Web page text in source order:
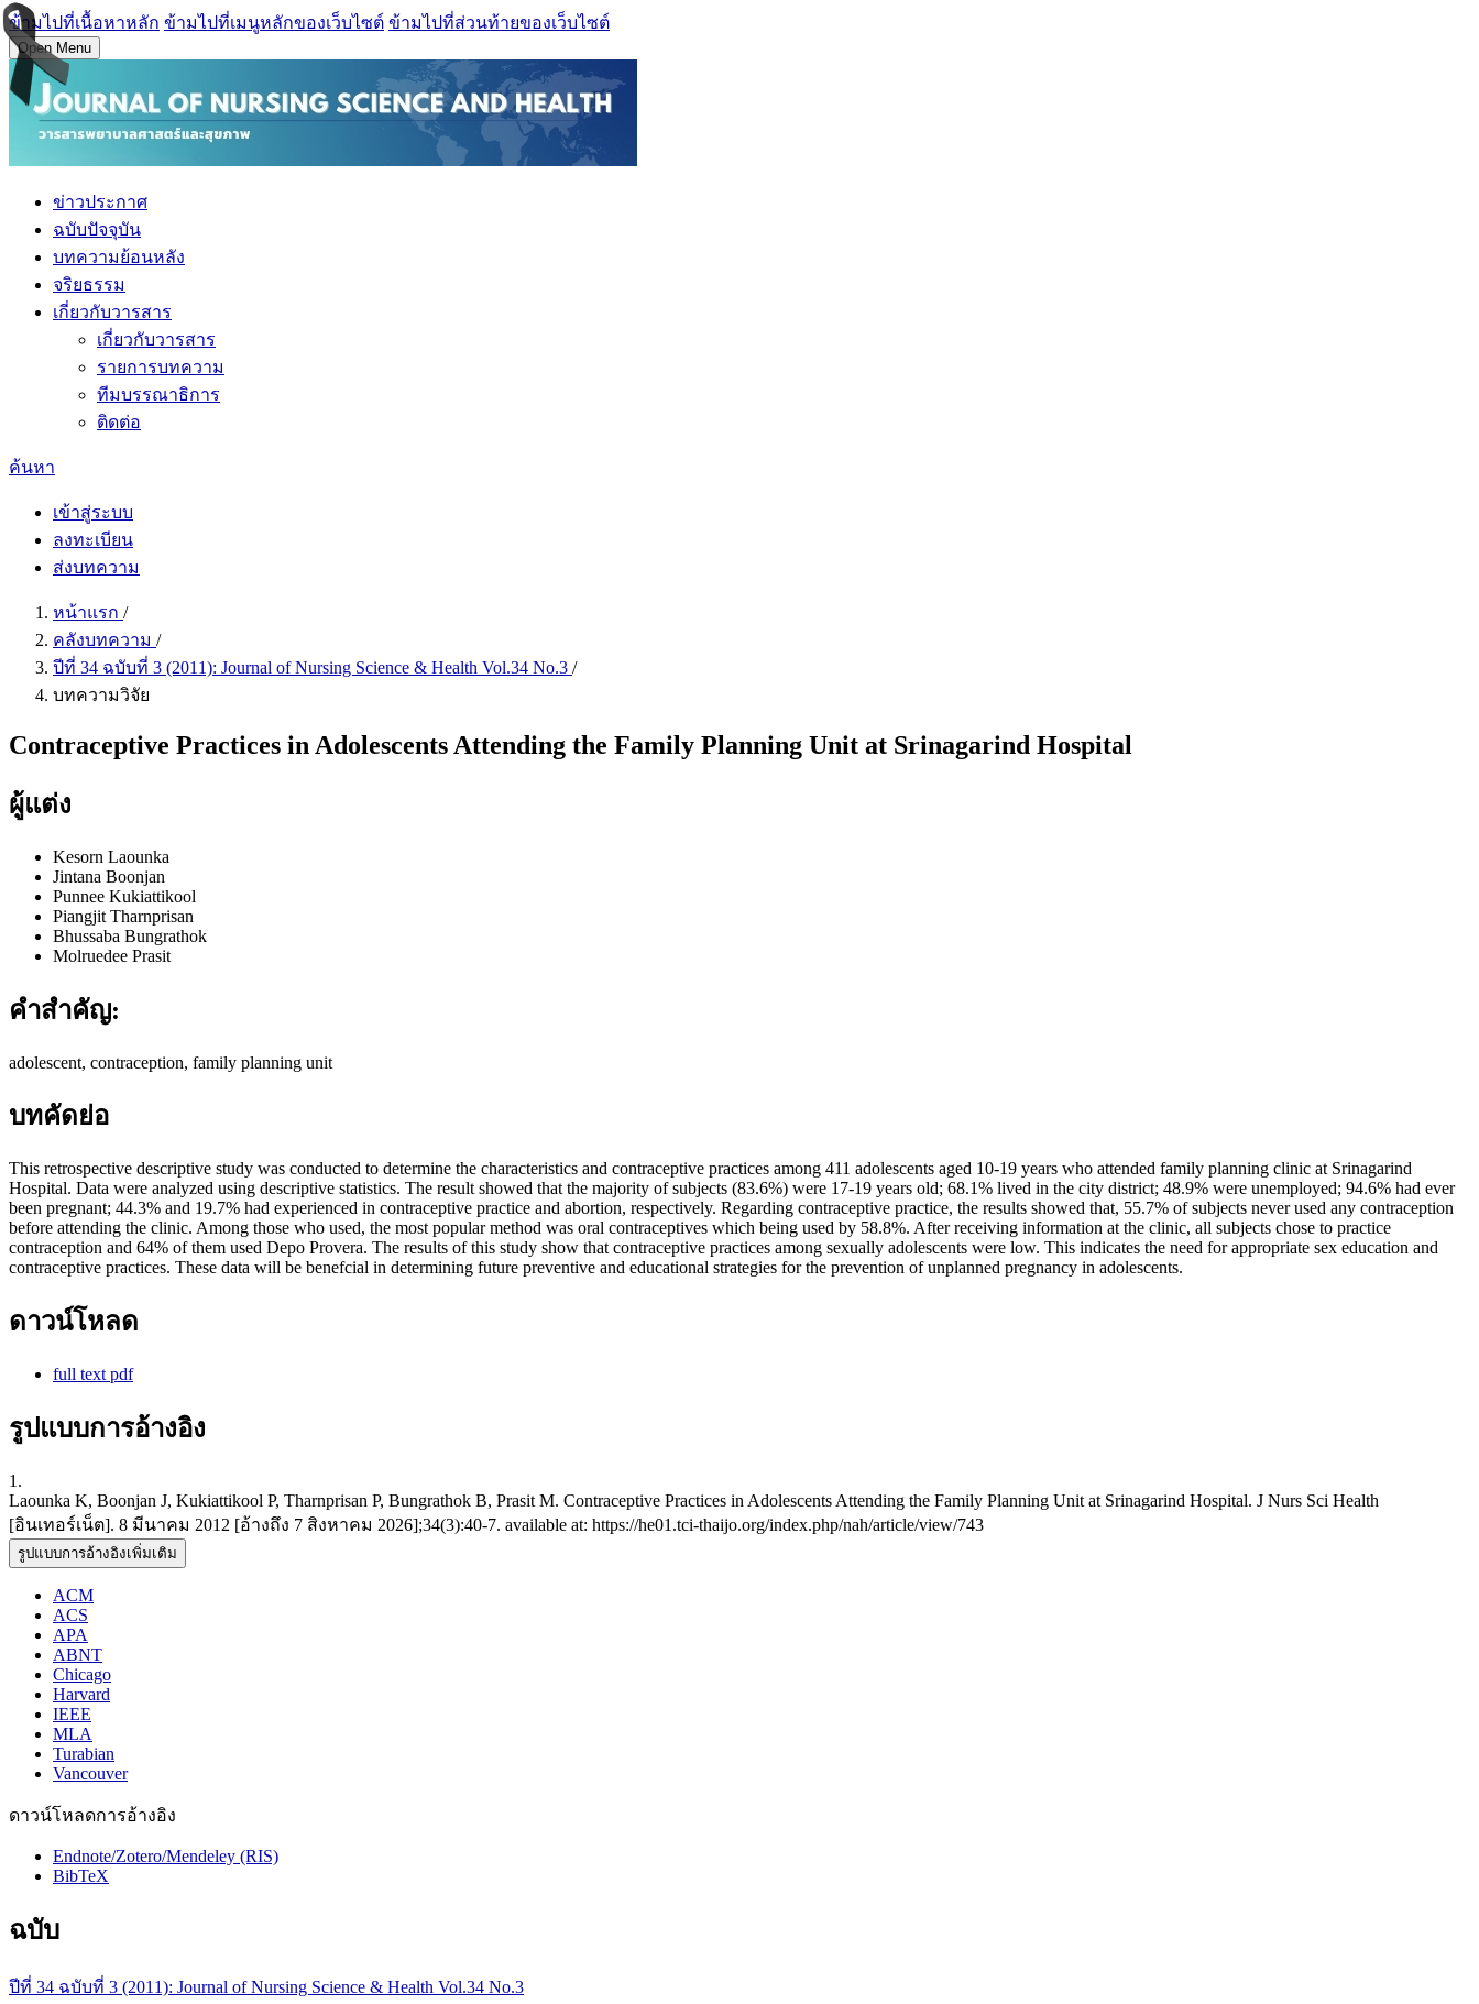
ข้ามไปที่เนื้อหาหลัก ข้ามไปที่เมนูหลักของเว็บไซต์ ข้ามไปที่ส่วนท้ายของเว็บไซต์
Open Menu
ข่าวประกาศ
ฉบับปัจจุบัน
บทความย้อนหลัง
จริยธรรม
เกี่ยวกับวารสาร
เกี่ยวกับวารสาร
รายการบทความ
ทีมบรรณาธิการ
ติดต่อ
ค้นหา
เข้าสู่ระบบ
ลงทะเบียน
ส่งบทความ
หน้าแรก /
คลังบทความ /
ปีที่ 34 ฉบับที่ 3 (2011): Journal of Nursing Science & Health Vol.34 No.3 /
บทความวิจัย
Contraceptive Practices in Adolescents Attending the Family Planning Unit at Srinagarind Hospital
ผู้แต่ง
Kesorn Laounka
Jintana Boonjan
Punnee Kukiattikool
Piangjit Tharnprisan
Bhussaba Bungrathok
Molruedee Prasit
คำสำคัญ:
adolescent, contraception, family planning unit
บทคัดย่อ
This retrospective descriptive study was conducted to determine the characteristics and contraceptive practices among 411 adolescents aged 10-19 years who attended family planning clinic at Srinagarind
Hospital. Data were analyzed using descriptive statistics. The result showed that the majority of subjects (83.6%) were 17-19 years old; 68.1% lived in the city district; 48.9% were unemployed; 94.6% had ever
been pregnant; 44.3% and 19.7% had experienced in contraceptive practice and abortion, respectively. Regarding contraceptive practice, the results showed that, 55.7% of subjects never used any contraception
before attending the clinic. Among those who used, the most popular method was oral contraceptives which being used by 58.8%. After receiving information at the clinic, all subjects chose to practice
contraception and 64% of them used Depo Provera. The results of this study show that contraceptive practices among sexually adolescents were low. This indicates the need for appropriate sex education and
contraceptive practices. These data will be benefcial in determining future preventive and educational strategies for the prevention of unplanned pregnancy in adolescents.
ดาวน์โหลด
full text pdf
รูปแบบการอ้างอิง
1.
Laounka K, Boonjan J, Kukiattikool P, Tharnprisan P, Bungrathok B, Prasit M. Contraceptive Practices in Adolescents Attending the Family Planning Unit at Srinagarind Hospital. J Nurs Sci Health
[อินเทอร์เน็ต]. 8 มีนาคม 2012 [อ้างถึง 7 สิงหาคม 2026];34(3):40-7. available at: https://he01.tci-thaijo.org/index.php/nah/article/view/743
รูปแบบการอ้างอิงเพิ่มเติม
ACM
ACS
APA
ABNT
Chicago
Harvard
IEEE
MLA
Turabian
Vancouver
ดาวน์โหลดการอ้างอิง
Endnote/Zotero/Mendeley (RIS)
BibTeX
ฉบับ
ปีที่ 34 ฉบับที่ 3 (2011): Journal of Nursing Science & Health Vol.34 No.3